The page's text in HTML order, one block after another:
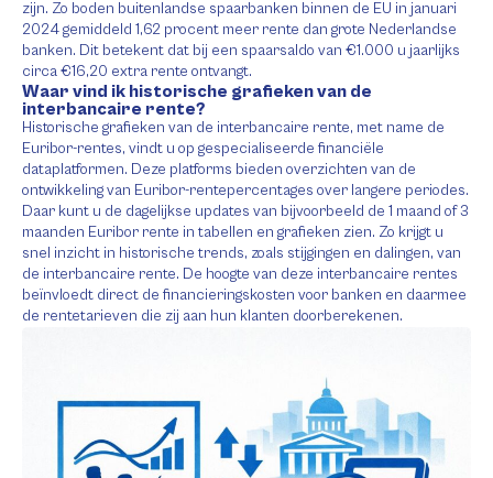
zijn. Zo boden buitenlandse spaarbanken binnen de EU in januari
2024 gemiddeld 1,62 procent meer rente dan grote Nederlandse
banken. Dit betekent dat bij een spaarsaldo van €1.000 u jaarlijks
circa €16,20 extra rente ontvangt.
Waar vind ik historische grafieken van de
interbancaire rente?
Historische grafieken van de interbancaire rente, met name de
Euribor-rentes, vindt u op gespecialiseerde financiële
dataplatformen. Deze platforms bieden overzichten van de
ontwikkeling van Euribor-rentepercentages over langere periodes.
Daar kunt u de dagelijkse updates van bijvoorbeeld de 1 maand of 3
maanden Euribor rente in tabellen en grafieken zien. Zo krijgt u
snel inzicht in historische trends, zoals stijgingen en dalingen, van
de interbancaire rente. De hoogte van deze interbancaire rentes
beïnvloedt direct de financieringskosten voor banken en daarmee
de rentetarieven die zij aan hun klanten doorberekenen.